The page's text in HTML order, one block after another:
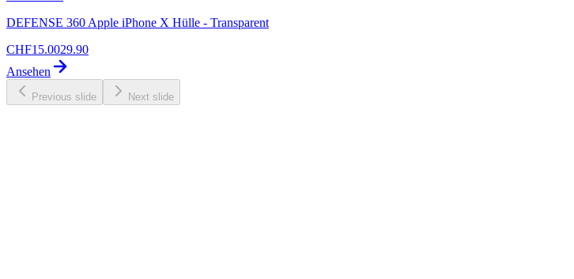
DEFENSE 360 Apple iPhone X Hülle - Transparent
CHF15.0029.90
Ansehen
Previous slide Next slide